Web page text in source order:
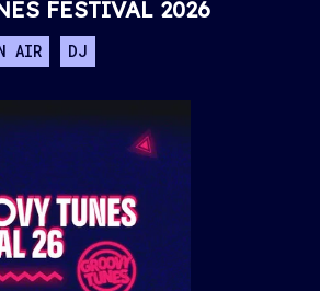
FESTIVAL 2026
AIR DJ